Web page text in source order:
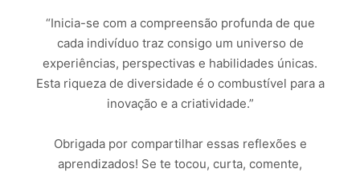
“Inicia-se com a compreensão profunda de que
cada indivíduo traz consigo um universo de
experiências, perspectivas e habilidades únicas.
Esta riqueza de diversidade é o combustível para a
inovação e a criatividade.”
Obrigada por compartilhar essas reflexões e
aprendizados! Se te tocou, curta, comente,